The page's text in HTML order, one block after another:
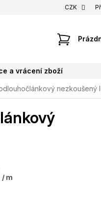
CZK
a vrácení zboží
nezkoušený
/ m